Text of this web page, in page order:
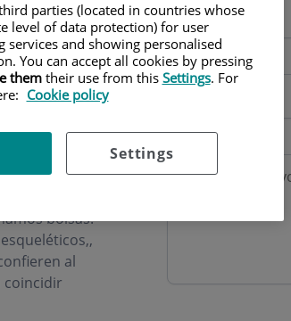
bolsas.
al
coincidir
Mutua
Motivo consulta
parties (located in countries whose
level of data protection) for user
and showing personalised
You can accept all cookies by pressing
themtheir use from this Settings. For
Cookie policy
Settings